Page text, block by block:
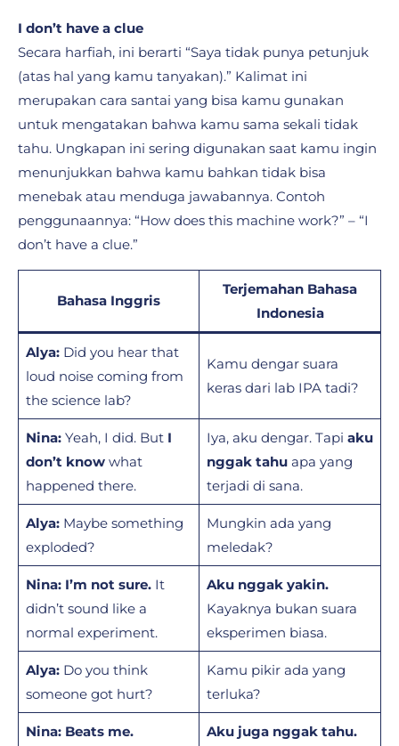
I don’t have a clue
Secara harfiah, ini berarti “Saya tidak punya petunjuk
(atas hal yang kamu tanyakan).” Kalimat ini
merupakan cara santai yang bisa kamu gunakan
untuk mengatakan bahwa kamu sama sekali tidak
tahu. Ungkapan ini sering digunakan saat kamu ingin
menunjukkan bahwa kamu bahkan tidak bisa
menebak atau menduga jawabannya. Contoh
penggunaannya: “How does this machine work?” – “I
don’t have a clue.”
Bahasa Inggris
Terjemahan Bahasa
Indonesia
Alya:Did you hear that
loud noise coming from
the science lab?
Kamu dengar suara
keras dari lab IPA tadi?
Nina:Yeah, I did. But I
don’t knowwhat
happened there.
Iya, aku dengar. Tapi aku
nggak tahuapa yang
terjadi di sana.
Alya:Maybe something
exploded?
Mungkin ada yang
meledak?
Nina: I’m not sure.It
didn’t sound like a
normal experiment.
Aku nggak yakin.
Kayaknya bukan suara
eksperimen biasa.
Alya:Do you think
someone got hurt?
Kamu pikir ada yang
terluka?
Nina: Beats me.
Aku juga nggak tahu.